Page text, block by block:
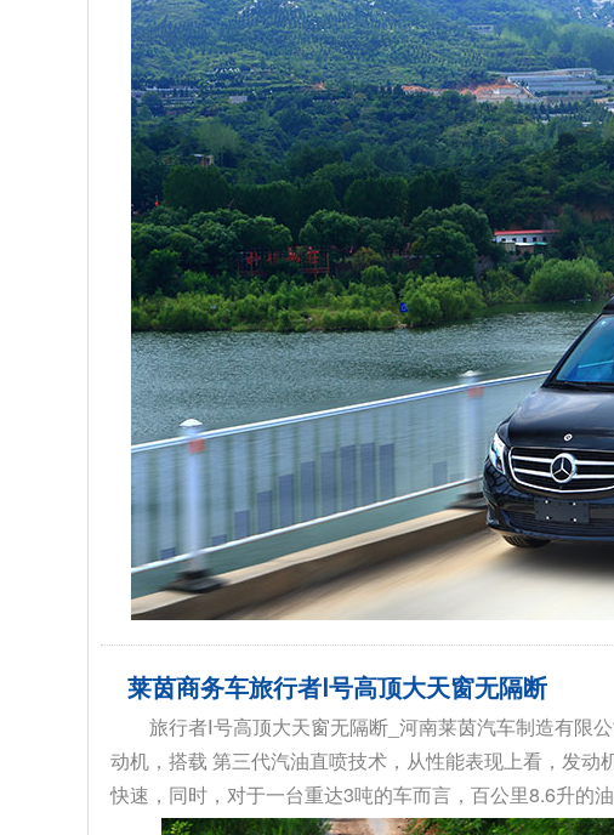
莱茵商务车旅行者Ⅰ号高顶大天窗无隔断
旅行者Ⅰ号高顶大天窗无隔断_河南莱茵汽车制造有限
动机，搭载 第三代汽油直喷技术，从性能表现上看，发
快速，同时，对于一台重达3吨的车而言，百公里8.6升的